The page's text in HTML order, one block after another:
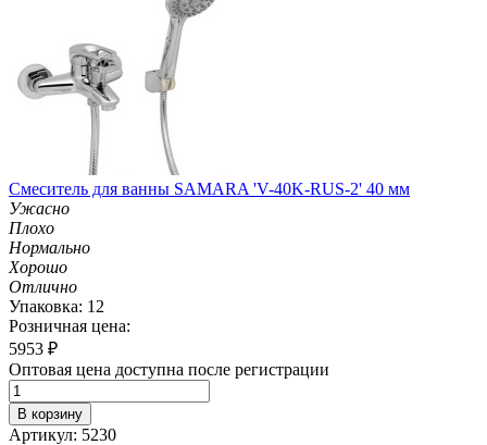
Смеситель для ванны SAMARA 'V-40K-RUS-2' 40 мм
Ужасно
Плохо
Нормально
Хорошо
Отлично
Упаковка: 12
Розничная цена:
5953 ₽
Оптовая цена доступна после регистрации
В корзину
Артикул: 5230